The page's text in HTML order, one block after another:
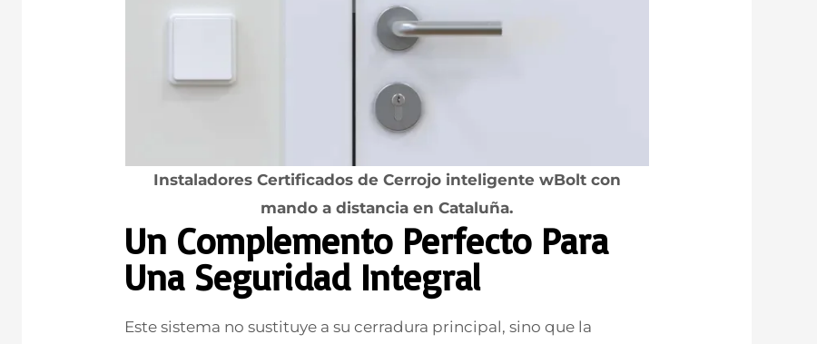
Instaladores Certificados de Cerrojo inteligente wBolt con
mando a distancia en Cataluña.
Un Complemento Perfecto Para
Una Seguridad Integral
Este sistema no sustituye a su cerradura principal, sino que la